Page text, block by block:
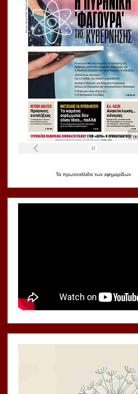
Τα πρωτοσέλιδα των εφημερίδων